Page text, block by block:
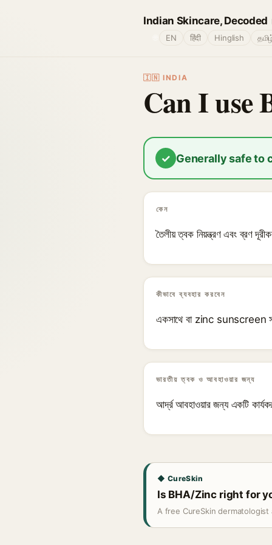
Indian Skincare, Decoded
EN हिंदी Hinglish
🇮🇳 INDIA
Can I use
✓ Generally safe to
কেন
তৈলীয় ত্বক নিয়ন্ত্রণ এবং ব্রণ
কীভাবে ব্যবহার করবেন
একসাথে বা zinc sunscreen
ভারতীয় ত্বক ও আবহাওয়ার জন্য
আর্দ্র আবহাওয়ার জন্য একটি
◆ CureSkin
Is BHA/Zinc right for
A free CureSkin